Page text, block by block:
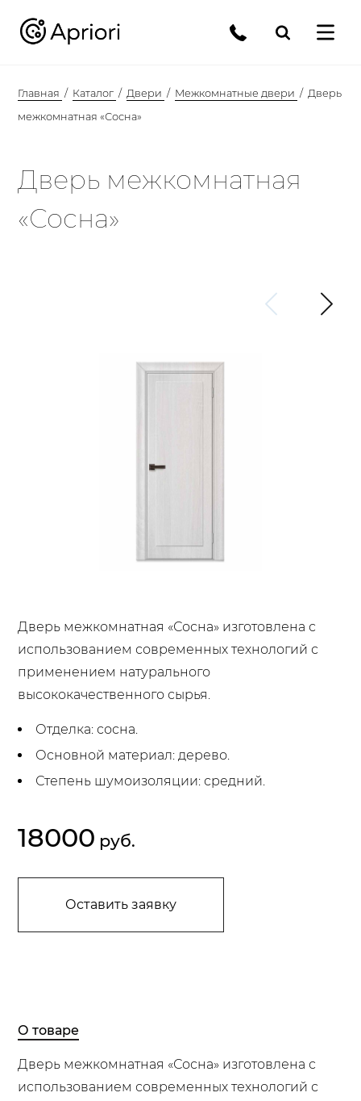
Главная Каталог Двери Межкомнатные двери
Дверь
межкомнатная «Сосна»
Дверь межкомнатная
«Сосна»
Дверь межкомнатная «Сосна» изготовлена с
использованием современных технологий с
применением натурального
высококачественного сырья.
Отделка: сосна.
Основной материал: дерево.
Степень шумоизоляции: средний.
18000 руб.
Оставить заявку
О товаре
Дверь межкомнатная «Сосна» изготовлена с
использованием современных технологий с